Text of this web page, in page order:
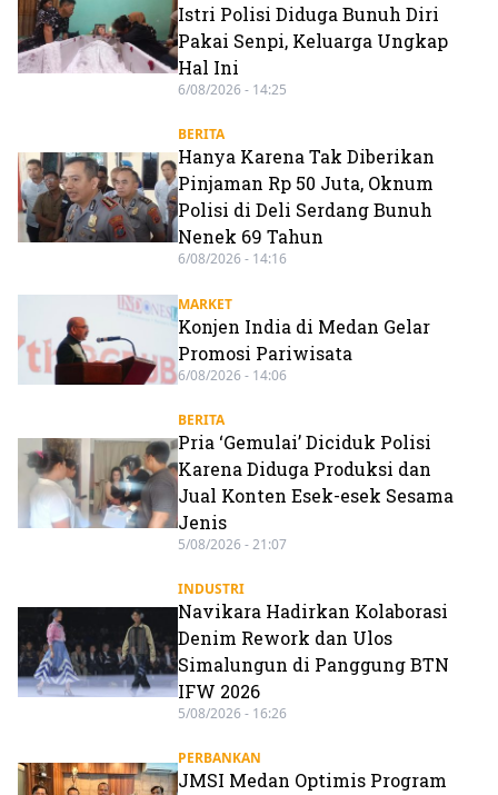
Istri Polisi Diduga Bunuh Diri
Pakai Senpi, Keluarga Ungkap
Hal Ini
6/08/2026 - 14:25
BERITA
Hanya Karena Tak Diberikan
Pinjaman Rp 50 Juta, Oknum
Polisi di Deli Serdang Bunuh
Nenek 69 Tahun
6/08/2026 - 14:16
MARKET
Konjen India di Medan Gelar
Promosi Pariwisata
6/08/2026 - 14:06
BERITA
Pria ‘Gemulai’ Diciduk Polisi
Karena Diduga Produksi dan
Jual Konten Esek-esek Sesama
Jenis
5/08/2026 - 21:07
INDUSTRI
Navikara Hadirkan Kolaborasi
Denim Rework dan Ulos
Simalungun di Panggung BTN
IFW 2026
5/08/2026 - 16:26
PERBANKAN
JMSI Medan Optimis Program